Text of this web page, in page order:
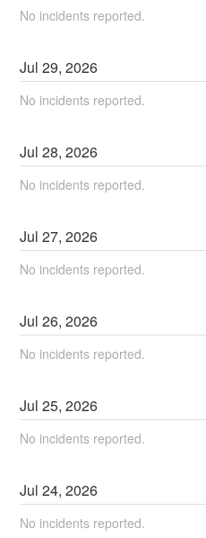
No incidents reported.
Jul29,2026
No incidents reported.
Jul28,2026
No incidents reported.
Jul27,2026
No incidents reported.
Jul26,2026
No incidents reported.
Jul25,2026
No incidents reported.
Jul24,2026
No incidents reported.